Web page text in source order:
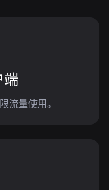
端
流量使用。